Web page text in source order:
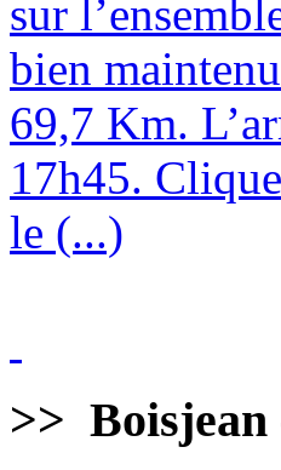
sur
bien
69,7 Km.
17h45.
le (...)
>> Boisjean